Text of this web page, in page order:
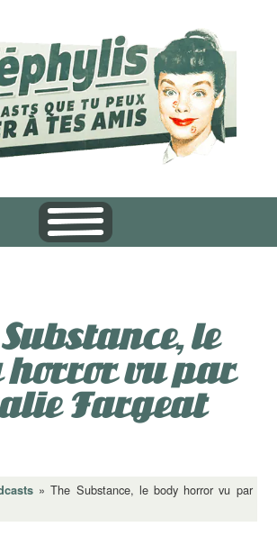
le
horror vu par
Fargeat
»The Substance, le body horror vu par